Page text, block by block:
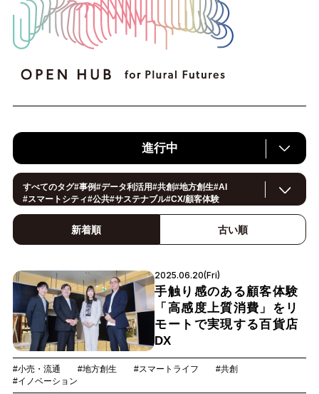
進行中
すべてのタグ#事例#データ利活用#共創#地方創生#AI
#スマートシティ#公共#サステナブル#CX/顧客体験
イノベーション#IoT
スマートファクトリー
スマートライフ
#Foodtech#デジタルツイン
新着順 古い順
2025.06.20(Fri)
手触り感のある顧客体験
「高感度上質消費」をリ
モートで実現する百貨店
DX
#小売・流通 #地方創生 #スマートライフ
#共創
#イノベーション